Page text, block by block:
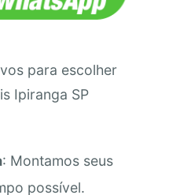
para escolher
Ipiranga SP
: Montamos seus
possível.